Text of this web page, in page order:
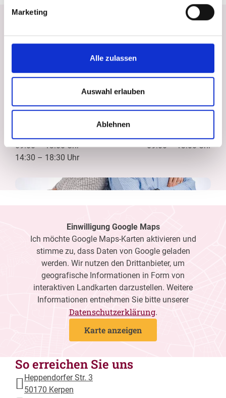
Marketing
Alle zulassen
Auswahl erlauben
Ablehnen
14:30–18:30 Uhr
09:00–13:00 Uhr
14:30 – 18:30 Uhr
09:00–13:00 Uhr
Einwilligung Google Maps
Ich möchte Google Maps-Karten aktivieren und
stimme zu, dass Daten von Google geladen
werden. Wir nutzen den Drittanbieter, um
geografische Informationen in Form von
interaktiven Landkarten darzustellen. Weitere
Informationen entnehmen Sie bitte unserer
Datenschutzerklärung.
Karte anzeigen
So erreichen Sie uns
Heppendorfer Str. 3
50170 Kerpen